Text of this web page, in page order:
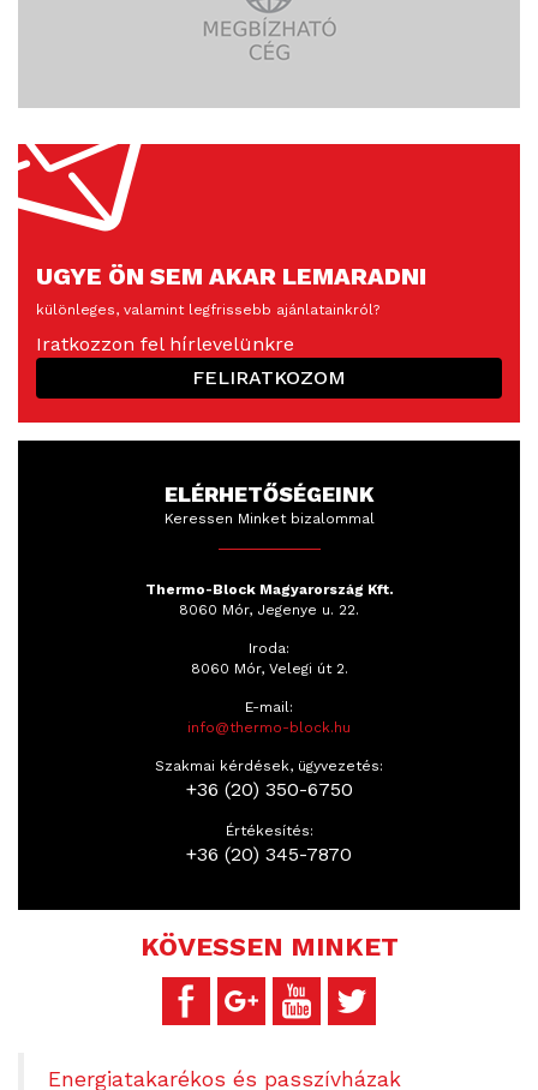
UGYE ÖN SEM AKAR LEMARADNI
különleges, valamint legfrissebb ajánlatainkról?
Iratkozzon fel hírlevelünkre
FELIRATKOZOM
ELÉRHETŐSÉGEINK
Keressen Minket bizalommal
Thermo-Block Magyarország Kft.
8060 Mór, Jegenye u. 22.
Iroda:
8060 Mór, Velegi út 2.
E-mail:
info@thermo-block.hu
Szakmai kérdések, ügyvezetés:
+36 (20) 350-6750
Értékesítés:
+36 (20) 345-7870
KÖVESSEN MINKET
Energiatakarékos és passzívházak